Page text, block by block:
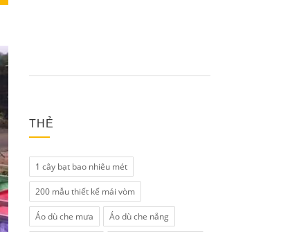
THẺ
1 cây bạt bao nhiêu mét
200 mẫu thiết kế mái vòm
Áo dù che mưa Áo dù che nắng